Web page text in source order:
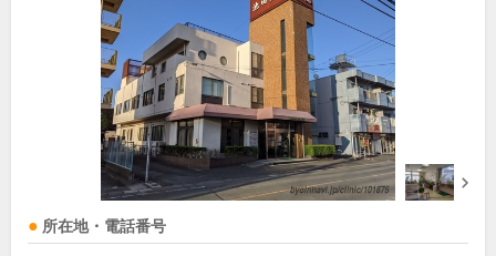
所在地・電話番号